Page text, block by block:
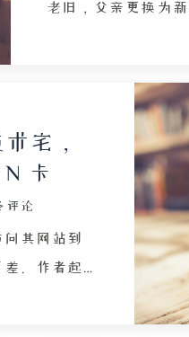
多元化的老旧，父亲更换为
抒发了对旧物的微
从灯光骤变引发的
人的适应性，最终
光为线索，串联起
宅，
卡
评论
其网站到
。作者起